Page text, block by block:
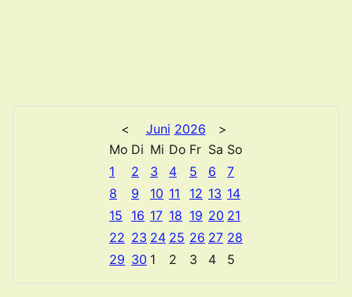
< Juni 2026
>
Mo Di Mi Do Fr Sa So
1
2 3 4 5 6
7
8
9 10 11 12 13 14
15
16 17 18 19 20 21
22 23 24 25 26 27 28
29 30 1 2 3 4 5